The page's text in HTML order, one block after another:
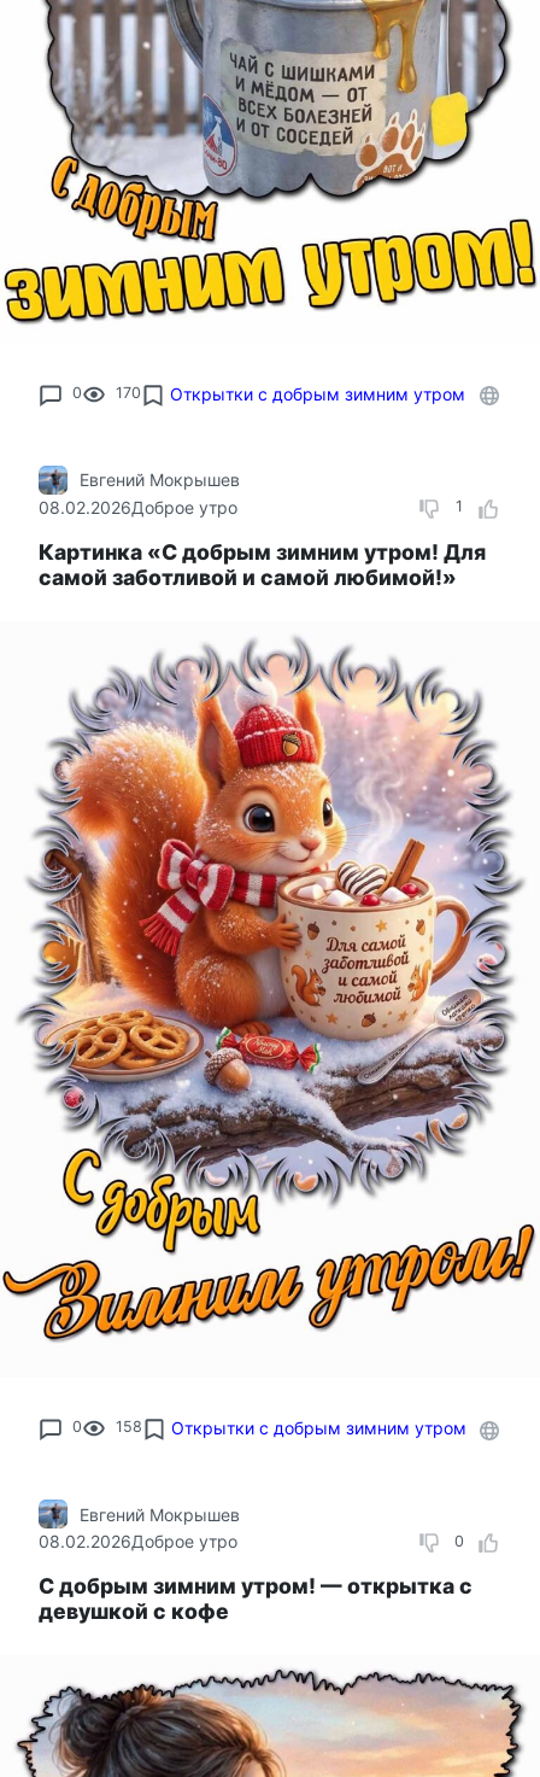
0 170 Открытки с добрым зимним утром
1
Евгений Мокрышев
08.02.2026Доброе утро
Картинка «С добрым зимним утром! Для
самой заботливой и самой любимой!»
0 158 Открытки с добрым зимним утром
0
Евгений Мокрышев
08.02.2026Доброе утро
С добрым зимним утром! — открытка с
девушкой с кофе